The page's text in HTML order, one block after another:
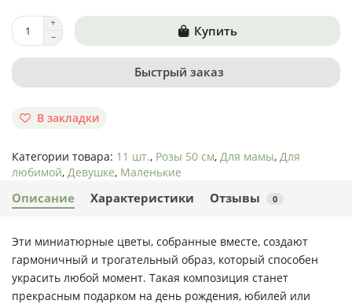
Купить
Быстрый заказ
В закладки
Категории товара: 11 шт., Розы 50 см, Для мамы, Для
любимой, Девушке, Маленькие
Описание Характеристики Отзывы 0
Эти миниатюрные цветы, собранные вместе, создают
гармоничный и трогательный образ, который способен
украсить любой момент. Такая композиция станет
прекрасным подарком на день рождения, юбилей или